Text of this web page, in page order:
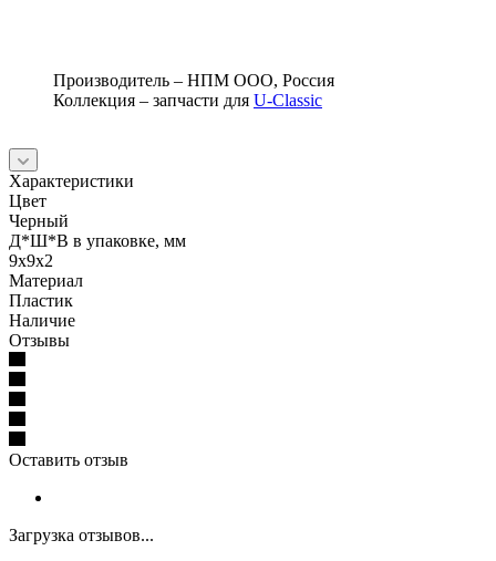
Производитель – НПМ ООО, Россия
Коллекция – запчасти для U-Classic
Характеристики
Цвет
Черный
Д*Ш*В в упаковке, мм
9х9х2
Материал
Пластик
Наличие
Отзывы
Оставить отзыв
Загрузка отзывов...